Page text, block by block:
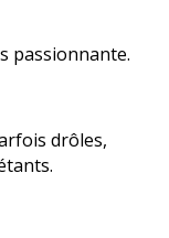
passionnante.
drôles,